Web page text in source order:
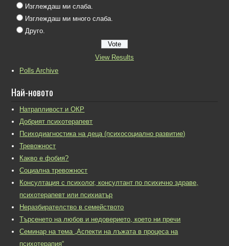
Изглеждаш ми слаба.
Изглеждаш ми много слаба.
Друго.
View Results
Polls Archive
Най-новото
Натрапливост и ОКР
Добрият психотерапевт
Психодиагностика на деца (психосоциално развитие)
Тревожност
Какво е фобия?
Социална тревожност
Консултация с психолог, консултант по психично здраве,
психотерапевт или психиатър
Неразбирателство в семейството
Търсенето на любов и недоверието, което ни пречи
Семинар на тема „Аспекти на лъжата в процеса на
психотерапия“